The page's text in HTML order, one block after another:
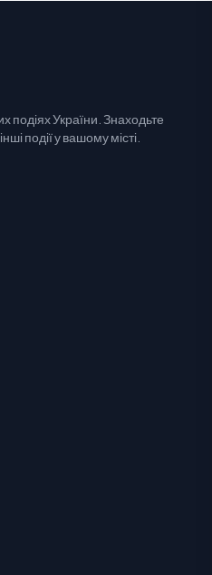
подіях України. Знаходьте
події у вашому місті.